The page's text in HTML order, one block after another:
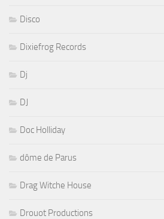
Disco
Dixiefrog Records
Dj
DJ
Doc Holliday
dôme de Parus
Drag Witche House
Drouot Productions